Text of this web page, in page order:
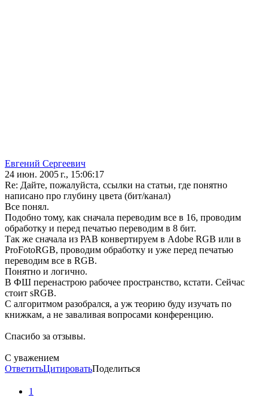
Евгений Сергеевич
24 июн. 2005 г., 15:06:17
Re: Дайте, пожалуйста, ссылки на статьи, где понятно
написано про глубину цвета (бит/канал)
Все понял.
Подобно тому, как сначала переводим все в 16, проводим
обработку и перед печатью переводим в 8 бит.
Так же сначала из РАВ конвертируем в Adobe RGB или в
ProFotoRGB, проводим обработку и уже перед печатью
переводим все в RGB.
Понятно и логично.
В ФШ перенастрою рабочее пространство, кстати. Сейчас
стоит sRGB.
С алгоритмом разобрался, а уж теорию буду изучать по
книжкам, а не заваливая вопросами конференцию.
Спасибо за отзывы.
С уважением
ОтветитьЦитироватьПоделиться
1